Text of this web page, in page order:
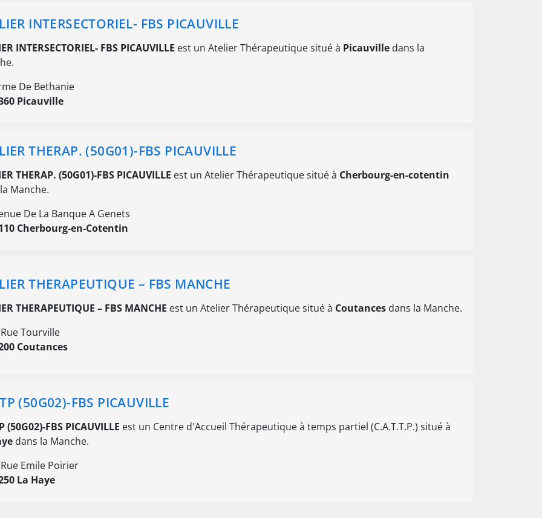
INTERSECTORIEL- FBS PICAUVILLE
INTERSECTORIEL- FBS PICAUVILLE est un Atelier Thérapeutique situé à Picauville dans la
De Bethanie
Picauville
THERAP. (50G01)-FBS PICAUVILLE
THERAP. (50G01)-FBS PICAUVILLE est un Atelier Thérapeutique situé à Cherbourg-en-cotentin
Manche.
De La Banque A Genets
Cherbourg-en-Cotentin
THERAPEUTIQUE – FBS MANCHE
THERAPEUTIQUE – FBS MANCHE est un Atelier Thérapeutique situé à Coutances dans la Manche.
Tourville
Coutances
(50G02)-FBS PICAUVILLE
(50G02)-FBS PICAUVILLE est un Centre d'Accueil Thérapeutique à temps partiel (C.A.T.T.P.) situé à
dans la Manche.
Emile Poirier
La Haye